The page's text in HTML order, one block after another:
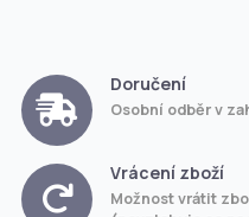
Doručení
Osobní odběr v
Vrácení zboží
Možnost vrátit